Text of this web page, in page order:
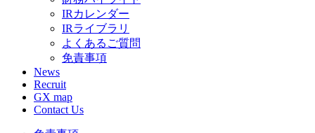
IRカレンダー
IRライブラリ
よくあるご質問
免責事項
News
Recruit
GX map
Contact Us